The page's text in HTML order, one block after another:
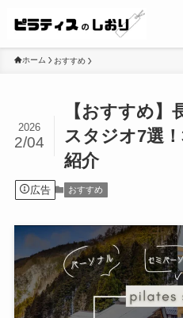
ホーム おすすめ
【おすすめ】
スタジオ7選
紹介
2026
2/04
広告 おすすめ